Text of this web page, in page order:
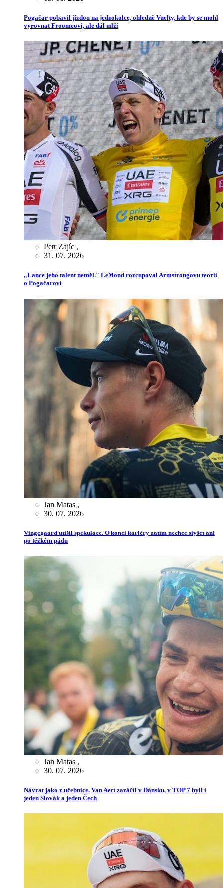
Pogačar pobavil jízdou na jednokolce, ohledně Vuelty, kde by se mohl
vyrovnat Froomeovi, ale dál mlží
Petr Zajíc ,
31. 07. 2026
„Lance jeho talent neměl." LeMond rozcupoval Armstrongovu teorii
o Pogačarovi
Jan Matas ,
30. 07. 2026
Vingegaard utišil spekulace. O konci kariéry zatím nechce slyšet ani
po těžkém pádu
Jan Matas ,
30. 07. 2026
Návrat jako z učebnice. Van Aert zazářil v Dánsku, v TOP 7 byli i
jeden Slovák a jeden Čech